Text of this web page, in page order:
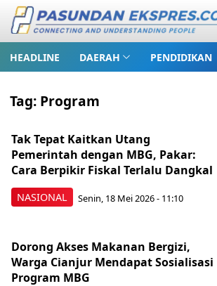
HEADLINE DAERAH PENDIDIKAN
Tag: Program
NASIONAL
Tak Tepat Kaitkan Utang
Pemerintah dengan MBG, Pakar:
Cara Berpikir Fiskal Terlalu Dangkal
Senin, 18 Mei 2026 - 11:10
Dorong Akses Makanan Bergizi,
Warga Cianjur Mendapat Sosialisasi
Program MBG